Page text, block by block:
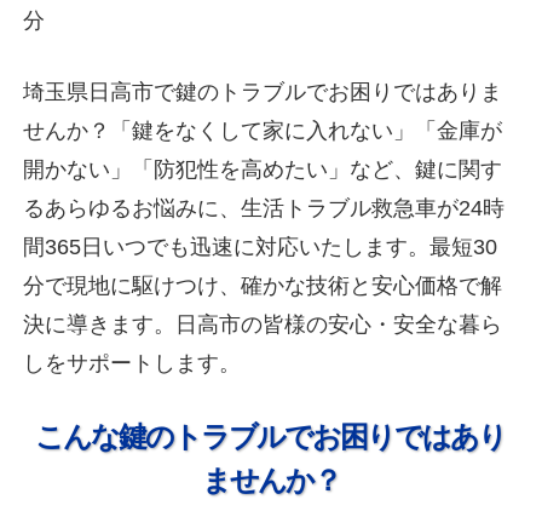
分
埼玉県日高市で鍵のトラブルでお困りではありま
せんか？「鍵をなくして家に入れない」「金庫が
開かない」「防犯性を高めたい」など、鍵に関す
るあらゆるお悩みに、生活トラブル救急車が24時
間365日いつでも迅速に対応いたします。最短30
分で現地に駆けつけ、確かな技術と安心価格で解
決に導きます。日高市の皆様の安心・安全な暮ら
しをサポートします。
こんな鍵のトラブルでお困りではあり
ませんか？